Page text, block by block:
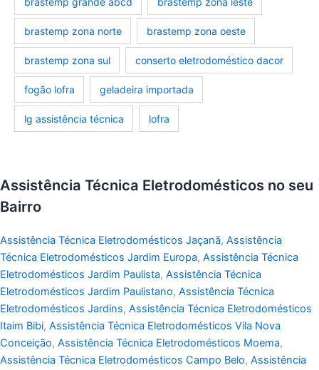
brastemp zona norte brastemp zona oeste
brastemp zona sul conserto eletrodoméstico dacor
fogão lofra geladeira importada
lg assistência técnica lofra
Assistência Técnica Eletrodomésticos no seu
Bairro
Assistência Técnica Eletrodomésticos Jaçanã, Assistência
Técnica Eletrodomésticos Jardim Europa, Assistência Técnica
Eletrodomésticos Jardim Paulista, Assistência Técnica
Eletrodomésticos Jardim Paulistano, Assistência Técnica
Eletrodomésticos Jardins, Assistência Técnica Eletrodomésticos
Itaim Bibi, Assistência Técnica Eletrodomésticos Vila Nova
Conceição, Assistência Técnica Eletrodomésticos Moema,
Assistência Técnica Eletrodomésticos Campo Belo, Assistência